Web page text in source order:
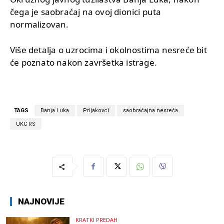
čega je saobraćaj na ovoj dionici puta
normalizovan.
Više detalja o uzrocima i okolnostima nesreće bit
će poznato nakon završetka istrage.
TAGS Banja Luka Prijakovci saobraćajna nesreća
UKC RS
NAJNOVIJE
KRATKI PREDAH